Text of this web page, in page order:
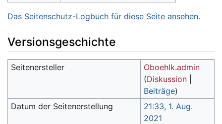
Das Seitenschutz-Logbuch für diese Seite ansehen.
Versionsgeschichte
Seitenersteller
Oboehlk.admin
(Diskussion
Beiträge)
Datum der Seitenerstellung
21:33, 1. Aug.
2021